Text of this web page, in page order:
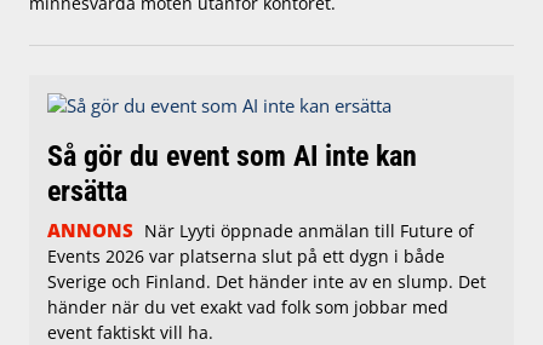
Så gör du event som AI inte kan
ersätta
ANNONS När Lyyti öppnade anmälan till Future of
Events 2026 var platserna slut på ett dygn i både
Sverige och Finland. Det händer inte av en slump. Det
händer när du vet exakt vad folk som jobbar med
event faktiskt vill ha.